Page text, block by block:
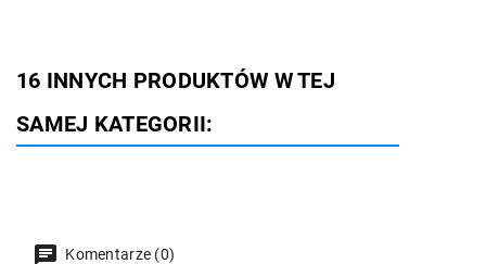
16 INNYCH PRODUKTÓW W TEJ
SAMEJ KATEGORII:
Komentarze (0)